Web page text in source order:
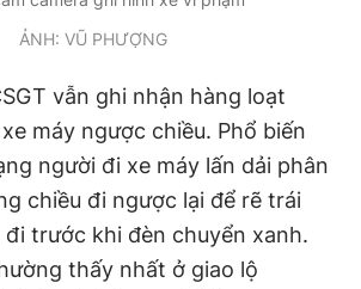
ẢNH: VŨ PHƯỢNG
vẫn ghi nhận hàng loạt
máy ngược chiều. Phổ biến
người đi xe máy lấn dải phân
chiều đi ngược lại để rẽ trái
đi trước khi đèn chuyển xanh.
thấy nhất ở giao lộ